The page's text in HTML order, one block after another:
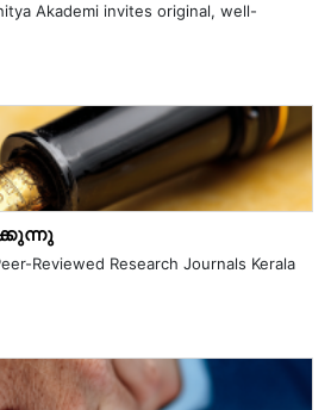
Akademi invites original, well-
Reviewed Research Journals Kerala